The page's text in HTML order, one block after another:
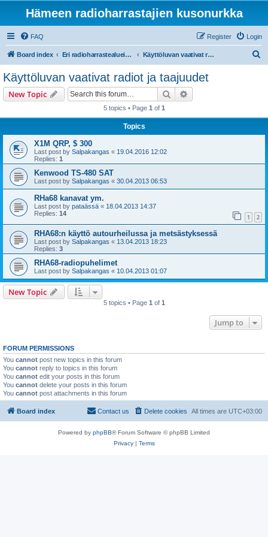
Hämeen radioharrastajien kusonurkka
FAQ Login
Register
Board index Eri radioharrastealueiden mukaiset osastot Käyttöluvan vaativat radiot ja taajuudet
Käyttöluvan vaativat radiot ja taajuudet
New Topic Search
5 topics • Page 1 of 1
Topics
X1M QRP, $ 300
Last post by Salpakangas « 19.04.2016 12:02
Replies: 1
Kenwood TS-480 SAT
Last post by Salpakangas « 30.04.2013 06:53
RHa68 kanavat ym.
Last post by pataässä « 18.04.2013 14:37
Replies: 14 1 2
RHA68:n käyttö autourheilussa ja metsästyksessä
Last post by Salpakangas « 13.04.2013 18:23
Replies: 3
RHA68-radiopuhelimet
Last post by Salpakangas « 10.04.2013 01:07
New Topic
5 topics • Page 1 of 1
Jump to
FORUM PERMISSIONS
You cannot post new topics in this forum
You cannot reply to topics in this forum
You cannot edit your posts in this forum
You cannot delete your posts in this forum
You cannot post attachments in this forum
Board index All times are UTC+03:00
Delete cookies
Contact us
Powered by phpBB® Forum Software © phpBB Limited
Privacy| Terms